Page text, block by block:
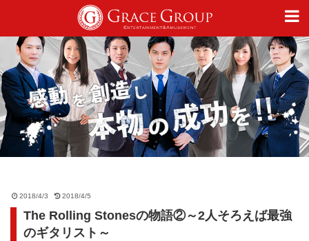
2018/4/3 2018/4/5
The Rolling Stonesの物語②～2人そろえば最強
のギタリスト～
仕事
趣味
ライフスタイル